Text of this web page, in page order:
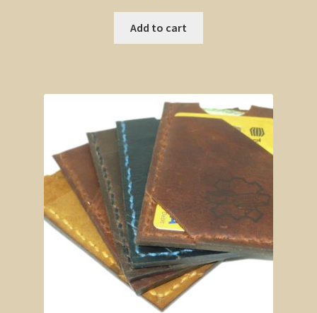
Add to cart